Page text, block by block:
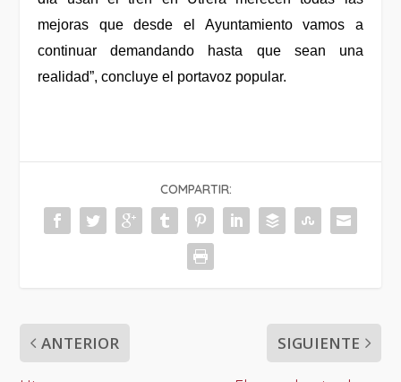
mejoras que desde el Ayuntamiento vamos a
continuar demandando hasta que sean una
realidad”, concluye el portavoz popular.
COMPARTIR:
ANTERIOR SIGUIENTE